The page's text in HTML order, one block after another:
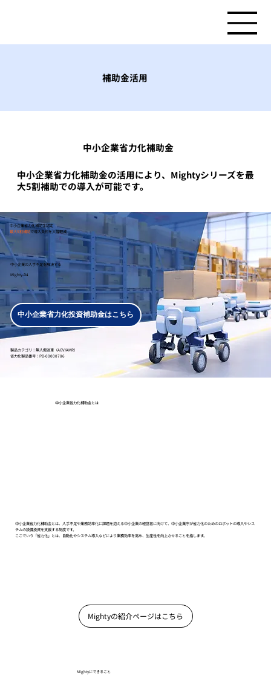
補助金活用
​中小企業省力化補助金
中小企業省力化補助金の活用により、Mightyシリーズを最
大5割補助での導入が可能です。
中小企業の人手不足を解決する
Mighty-D4
​中小企業省力化補助金認定
最大5割補助で導入負担を大幅軽減
中小企業省力化投資補助金はこちら
製品カテゴリ：無人搬送車（AGV/AMR）
省力化製品番号：PD-00000786
​中小企業省力化補助金とは
中小企業省力化補助金とは、人手不足や業務効率化に課題を抱える中小企業の経営者に向けて、中小企業庁が省力化のためのロボットの導入やシス
テムの設備投資を支援する制度です。
ここでいう「省力化」とは、自動化やシステム導入などにより業務効率を高め、生産性を向上させることを指します。
Mightyの紹介ページはこちら
Mightyにできること